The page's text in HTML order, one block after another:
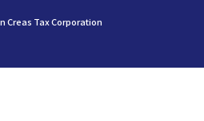
Creas Tax Corporation